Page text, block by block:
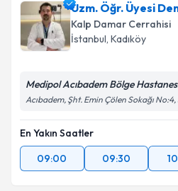
Uzm. Öğr. Üyesi
Kalp Damar Cerrahisi
İstanbul, Kadıköy
Medipol Acıbadem Bölge
Acıbadem, Şht. Emin Çölen Sokağı No:4,
En Yakın Saatler
09:00
09:30